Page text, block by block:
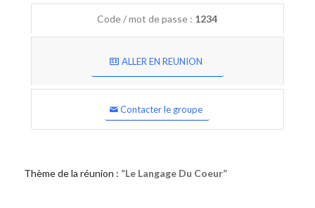
Code / mot de passe : 1234
ALLER EN REUNION
Contacter le groupe
Thème de la réunion : “Le Langage Du Coeur”